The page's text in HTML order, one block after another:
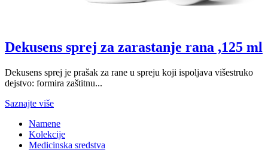
Dekusens sprej za zarastanje rana ,125 ml
Dekusens sprej je prašak za rane u spreju koji ispoljava višestruko
dejstvo: formira zaštitnu...
Saznajte više
Namene
Kolekcije
Medicinska sredstva